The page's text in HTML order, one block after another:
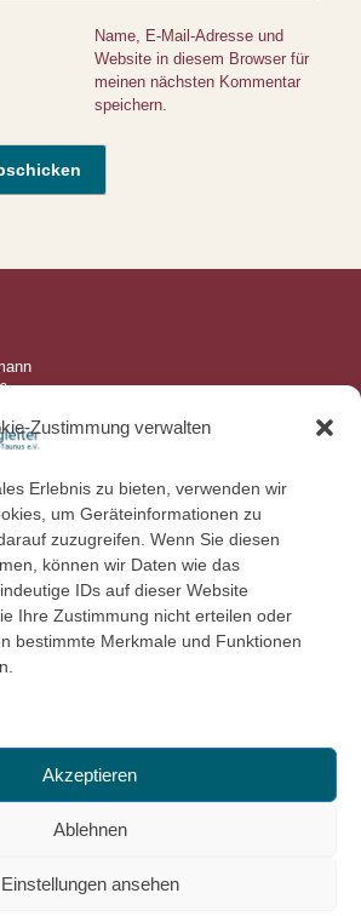
Zustimmung verwalten
Erlebnis zu bieten, verwenden wir
um Geräteinformationen zu
zuzugreifen. Wenn Sie diesen
können wir Daten wie das
IDs auf dieser Website
Ihre Zustimmung nicht erteilen oder
bestimmte Merkmale und Funktionen
Akzeptieren
Ablehnen
Einstellungen ansehen
Name, E-Mail-Adresse und
Website in diesem Browser für
meinen nächsten Kommentar
speichern.
Rhein
88
Taunus e.V.
eine der schönsten Regionen Deutschlands
Rheingau-Taunus e.V. - Entdecken Sie mit
Regionen Deutschlands